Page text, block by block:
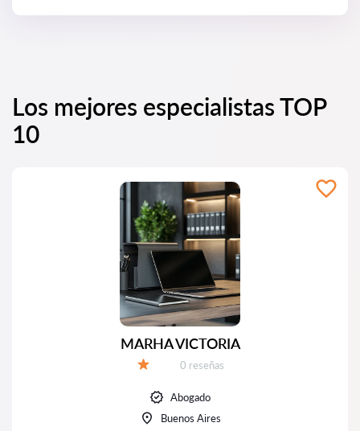
Los mejores especialistas TOP
10
MARНA VICTORIA
Número de reseñas:
0 reseñas
Abogado
Buenos Aires